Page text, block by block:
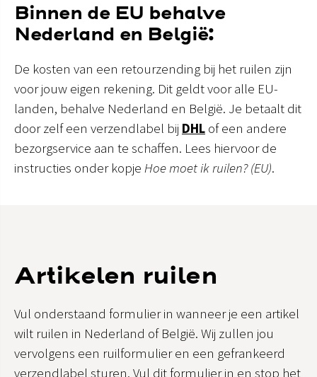
Binnen de EU behalve
Nederland en België:
De kosten van een retourzending bij het ruilen zijn
voor jouw eigen rekening. Dit geldt voor alle EU-
landen, behalve Nederland en België. Je betaalt dit
door zelf een verzendlabel bij DHL of een andere
bezorgservice aan te schaffen. Lees hiervoor de
instructies onder kopje Hoe moet ik ruilen? (EU)​.
Artikelen ruilen
Vul onderstaand formulier in wanneer je een artikel
wilt ruilen in Nederland of België. Wij zullen jou
vervolgens een ruilformulier en een gefrankeerd
verzendlabel sturen. Vul dit formulier in en stop het